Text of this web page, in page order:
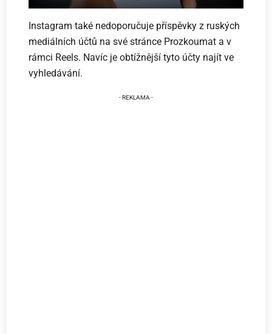
Instagram také nedoporučuje příspěvky z ruských
mediálních účtů na své stránce Prozkoumat a v
rámci Reels. Navíc je obtížnější tyto účty najít ve
vyhledávání.